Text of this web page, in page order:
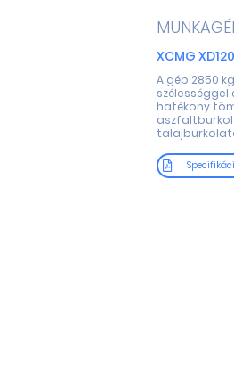
XCMG
A gép 2850
szélességgel
hatékony